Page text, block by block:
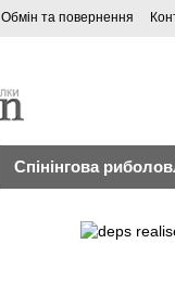
Обмін та повернення
Спінінгова